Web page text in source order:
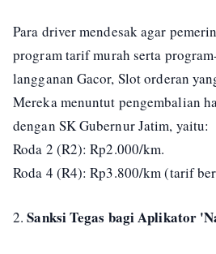
Para driver mendesak agar
program tarif murah serta
langganan Gacor, Slot orderan
Mereka menuntut pengembalian
dengan SK Gubernur Jatim, yaitu:
Roda 2 (R2): Rp2.000/km.
Roda 4 (R4): Rp3.800/km (tarif
2.Sanksi Tegas bagi Aplikator